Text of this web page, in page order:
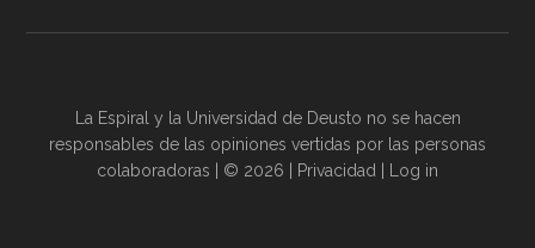
La Espiral y la Universidad de Deusto no se hacen
responsables de las opiniones vertidas por las personas
colaboradoras | © 2026 | Privacidad Log in